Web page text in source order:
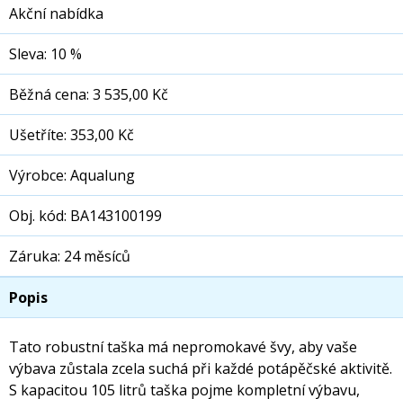
Akční nabídka
Sleva: 10 %
Běžná cena: 3 535,00 Kč
Ušetříte: 353,00 Kč
Výrobce: Aqualung
Obj. kód: BA143100199
Záruka: 24 měsíců
Popis
Tato robustní taška má nepromokavé švy, aby vaše
výbava zůstala zcela suchá při každé potápěčské aktivitě.
S kapacitou 105 litrů taška pojme kompletní výbavu,